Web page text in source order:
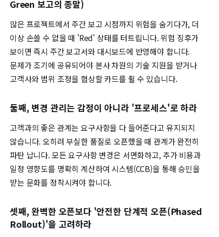
Green 보고의 종말)
많은 프로젝트에서 주간 보고 시점까지 위험을 숨기다가, 더
이상 손쓸 수 없을 때 'Red' 상태를 터트립니다. 위험 징후가
보이면 즉시 주간 보고서와 대시보드에 반영해야 합니다.
문제가 조기에 공유되어야 본사 차원의 기술 지원을 받거나
고객사와 범위 조정을 협상할 카드를 쥘 수 있습니다.
둘째, 변경 관리는 감정이 아니라 '프로세스'로 하라
고객과의 좋은 관계는 요구사항을 다 들어준다고 유지되지
않습니다. 오히려 부실한 품질로 오픈했을 때 관계가 완전히
파탄 납니다. 모든 요구사항 변경은 서면화하고, 추가 비용과
일정 영향도를 명확히 계산하여 시스템(CCB)을 통해 승인을
받는 문화를 정착시켜야 합니다.
셋째, 완벽한 오픈보다 '안전한 단계적 오픈(Phased
Rollout)'을 고려하라